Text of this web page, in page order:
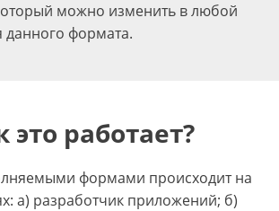
можно изменить в любой
формата.
это работает?
формами происходит на
а) разработчик приложений; б)